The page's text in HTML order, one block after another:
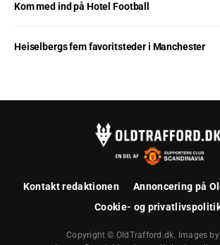
Kom med ind på Hotel Football
Heiselbergs fem favoritsteder i Manchester
Kontakt redaktionen
Annoncering på
Cookie- og
Copyright © OldTrafford.dk. Images by